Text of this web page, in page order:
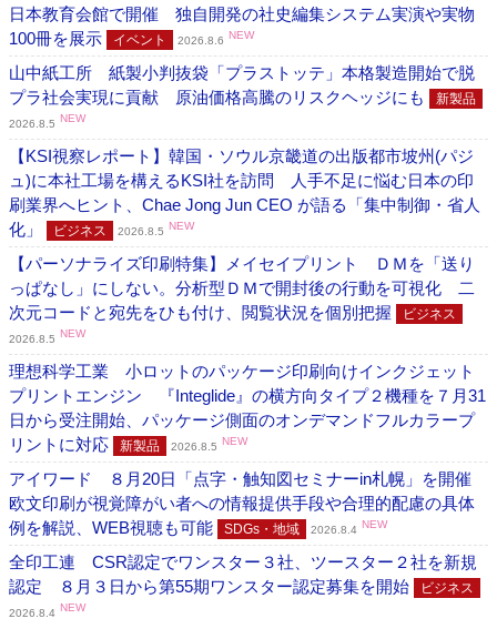
日本教育会館で開催 独自開発の社史編集システム実演や実物
100冊を展示
イベント 2026.8.6 NEW
山中紙工所 紙製小判抜袋「プラストッテ」本格製造開始で脱
プラ社会実現に貢献 原油価格高騰のリスクヘッジにも
新製品
2026.8.5 NEW
【KSI視察レポート】韓国・ソウル京畿道の出版都市坡州(パジ
ュ)に本社工場を構えるKSI社を訪問 人手不足に悩む日本の印
刷業界へヒント、Chae Jong Jun CEO が語る「集中制御・省人
化」
ビジネス 2026.8.5 NEW
【パーソナライズ印刷特集】メイセイプリント ＤＭを「送り
っぱなし」にしない。分析型ＤＭで開封後の行動を可視化 二
次元コードと宛先をひも付け、閲覧状況を個別把握
ビジネス
2026.8.5 NEW
理想科学工業 小ロットのパッケージ印刷向けインクジェット
プリントエンジン 『Integlide』の横方向タイプ２機種を７月31
日から受注開始、パッケージ側面のオンデマンドフルカラープ
リントに対応
新製品 2026.8.5 NEW
アイワード ８月20日「点字・触知図セミナーin札幌」を開催
欧文印刷が視覚障がい者への情報提供手段や合理的配慮の具体
例を解説、WEB視聴も可能
SDGs・地域 2026.8.4 NEW
全印工連 CSR認定でワンスター３社、ツースター２社を新規
認定 ８月３日から第55期ワンスター認定募集を開始
ビジネス
2026.8.4 NEW